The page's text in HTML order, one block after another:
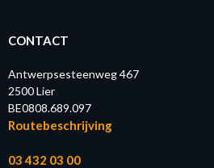
CONTACT
Antwerpsesteenweg 467
2500 Lier
BE0808.689.097
Routebeschrijving
03 432 03 00